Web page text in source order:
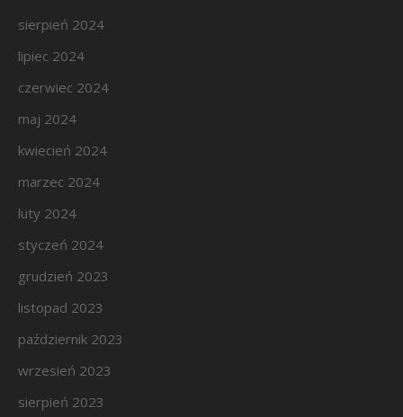
sierpień 2024
lipiec 2024
czerwiec 2024
maj 2024
kwiecień 2024
marzec 2024
luty 2024
styczeń 2024
grudzień 2023
listopad 2023
październik 2023
wrzesień 2023
sierpień 2023